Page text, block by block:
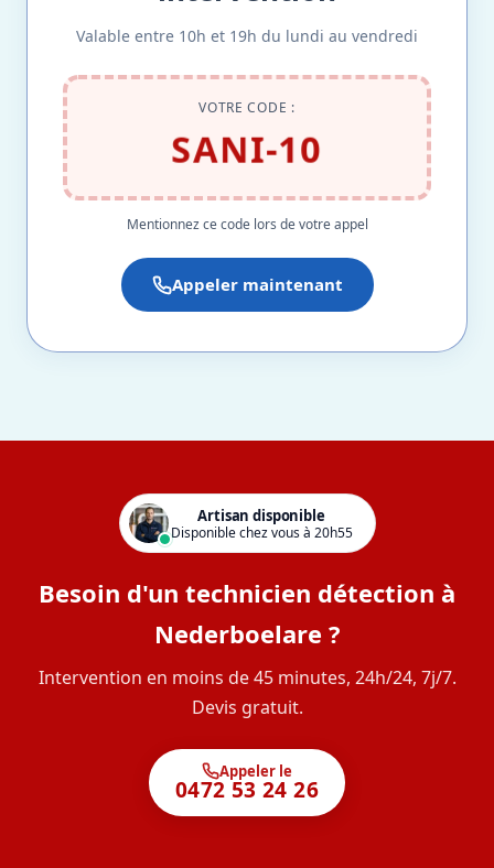
Valable entre 10h et 19h du lundi au vendredi
VOTRE CODE :
SANI-10
Mentionnez ce code lors de votre appel
Appeler maintenant
Artisan disponible
Disponible chez vous à 20h55
Besoin d'un technicien détection à
Nederboelare ?
Intervention en moins de 45 minutes, 24h/24, 7j/7.
Devis gratuit.
Appeler le
0472 53 24 26